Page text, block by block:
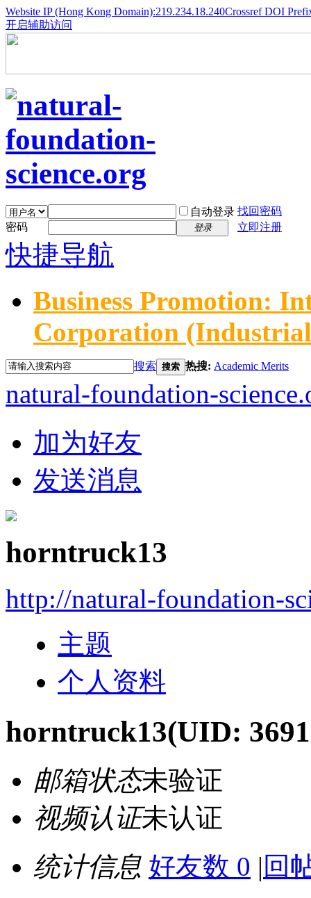
Website IP (Hong Kong Domain):219.234.18.240Crossref DOI
开启辅助访问
自动登录 找回密码
密码
登录 立即注册
快捷导航
Business Promotion:
Corporation
搜索 搜索 热搜: Academic Merits
natural-foundation-
加为好友
发送消息
horntruck13
http://natural-foundation-
主题
个人资料
horntruck13(UID:
邮箱状态未验证
视频认证未认证
统计信息 好友数 0 | 回